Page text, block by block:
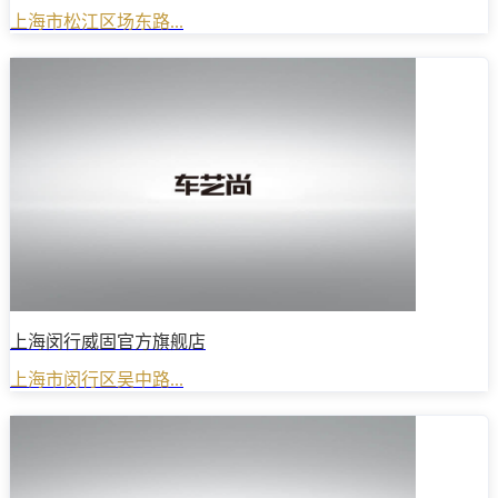
上海市松江区场东路...
上海闵行威固官方旗舰店
上海市闵行区吴中路...